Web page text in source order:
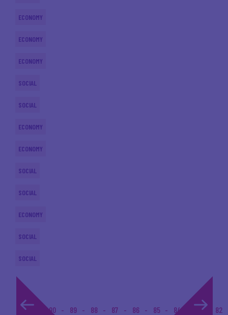
ECONOMY
ECONOMY
ECONOMY
SOCIAL
SOCIAL
ECONOMY
ECONOMY
SOCIAL
SOCIAL
ECONOMY
SOCIAL
SOCIAL
1... 90 89 88 87 86 85 84 83 82